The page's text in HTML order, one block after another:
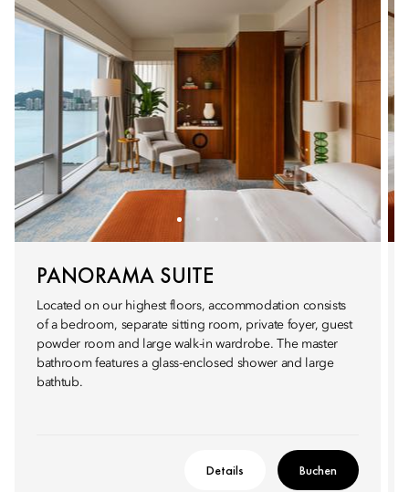
PANORAMA SUITE
Located on our highest floors, accommodation consists
of a bedroom, separate sitting room, private foyer, guest
powder room and large walk-in wardrobe. The master
bathroom features a glass-enclosed shower and large
bathtub.
Details Buchen